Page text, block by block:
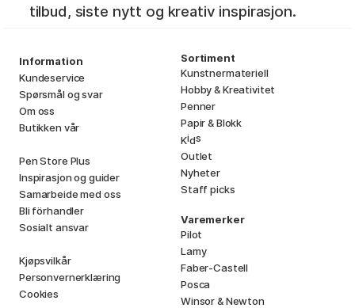
tilbud, siste nytt og kreativ inspirasjon.
Information
Kundeservice
Spørsmål og svar
Om oss
Butikken vår
Pen Store Plus
Inspirasjon og guider
Samarbeide med oss
Bli förhandler
Sosialt ansvar
Kjøpsvilkår
Personvernerklæring
Cookies
Sortiment
Kunstnermateriell
Hobby & Kreativitet
Penner
Papir & Blokk
Kids
Outlet
Nyheter
Staff picks
Varemerker
Pilot
Lamy
Faber-Castell
Posca
Winsor & Newton